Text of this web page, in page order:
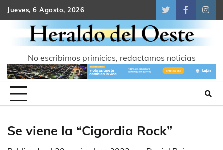
Skip
to
content
Jueves, 6 Agosto, 2026
TwitterFacebook
No escribimos primicias, redactamos noticias
Se viene la “Cigordia Rock”